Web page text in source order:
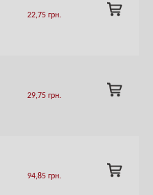
22,75 грн.
ADD
TO
29,75 грн.
ADD
TO
94,85 грн.
ADD
TO